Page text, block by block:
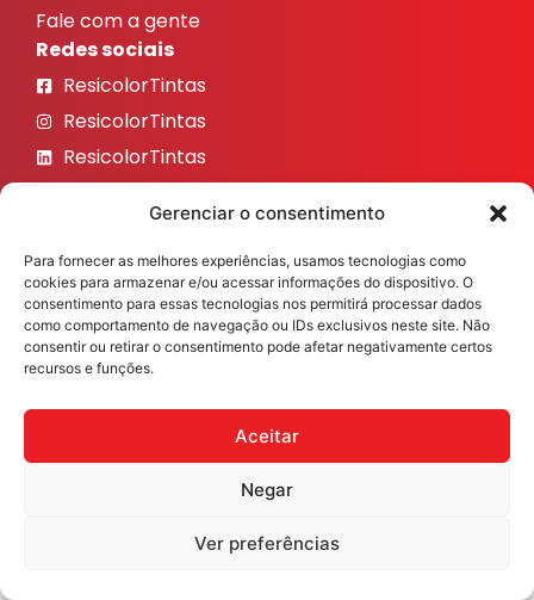
Gerenciar o consentimento
Para fornecer as melhores experiências, usamos tecnologias como
cookies para armazenar e/ou acessar informações do dispositivo. O
consentimento para essas tecnologias nos permitirá processar dados
como comportamento de navegação ou IDs exclusivos neste site. Não
consentir ou retirar o consentimento pode afetar negativamente certos
recursos e funções.
Aceitar
Negar
Ver preferências
Fale com a gente
Redes sociais
ResicolorTintas
ResicolorTintas
ResicolorTintas
ResicolorTintas
ResicolorTintas
Veja nosso Instagram
Desenvolvido porFast Digital 360